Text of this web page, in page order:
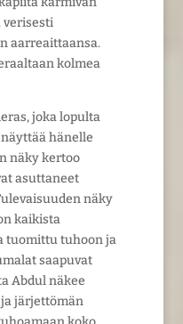
verisesti
aarreaittaansa.
kolmea
joka lopulta
hänelle
näky kertoo
asuttaneet
näky
kaikista
tuomittu tuhoon ja
saapuvat
Abdul näkee
järjettömän